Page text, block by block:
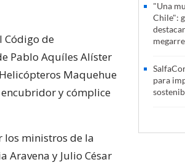
Código de
Pablo Aquíles Alíster
Maquehue
y cómplice
ministros de la
Aravena y Julio César
"Una
Chile":
para